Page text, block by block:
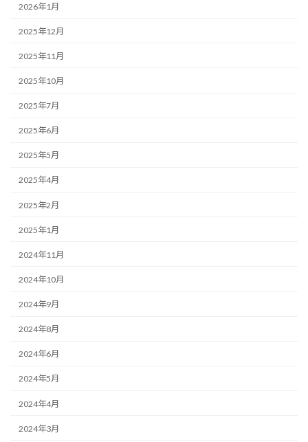
2026年1月
2025年12月
2025年11月
2025年10月
2025年7月
2025年6月
2025年5月
2025年4月
2025年2月
2025年1月
2024年11月
2024年10月
2024年9月
2024年8月
2024年6月
2024年5月
2024年4月
2024年3月